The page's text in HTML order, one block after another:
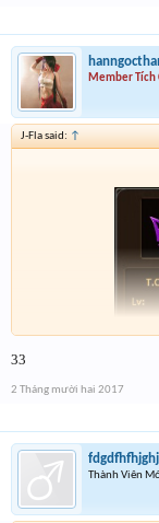
Member Tích
J-Fla said: ↑
Lưu ý
33
2 Tháng mười hai 2017
Thành Viên